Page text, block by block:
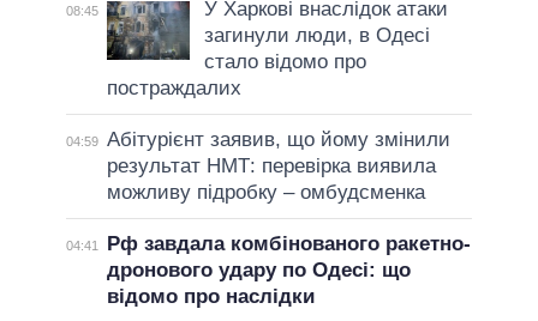
08:45
У Харкові внаслідок атаки
загинули люди, в Одесі
стало відомо про
постраждалих
04:59 Абітурієнт заявив, що йому змінили
результат НМТ: перевірка виявила
можливу підробку – омбудсменка
04:41
Рф завдала комбінованого ракетно-
дронового удару по Одесі: що
відомо про наслідки